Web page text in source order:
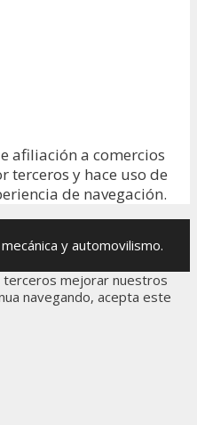
afiliación a comercios
terceros y hace uso de
de navegación.
y automovilismo.
terceros mejorar nuestros
navegando, acepta este